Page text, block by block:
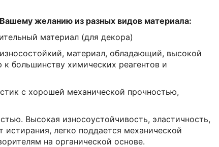
желанию из разных видов материала:
материал (для декора)
материал, обладающий, высокой
большинству химических реагентов и
с хорошей механической прочностью,
Высокая износоустойчивость, эластичность,
легко поддается механической
на органической основе.